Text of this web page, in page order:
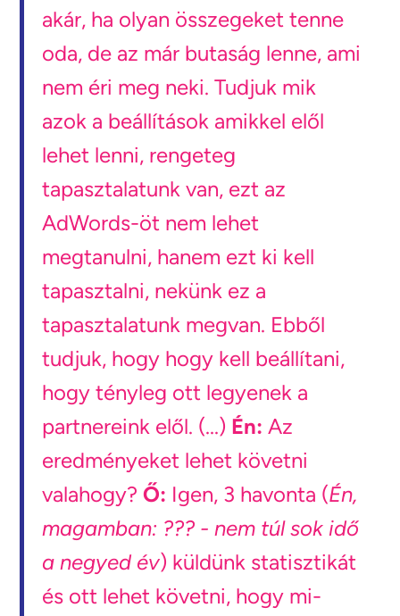
akár, ha olyan összegeket tenne
oda, de az már butaság lenne, ami
nem éri meg neki. Tudjuk mik
azok a beállítások amikkel elől
lehet lenni, rengeteg
tapasztalatunk van, ezt az
AdWords-öt nem lehet
megtanulni, hanem ezt ki kell
tapasztalni, nekünk ez a
tapasztalatunk megvan. Ebből
tudjuk, hogy hogy kell beállítani,
hogy tényleg ott legyenek a
partnereink elől. (...) Én:Az
eredményeket lehet követni
valahogy?Ő: Igen, 3 havonta (Én,
magamban: ??? - nem túl sok idő
a negyed év) küldünk statisztikát
és ott lehet követni, hogy mi-